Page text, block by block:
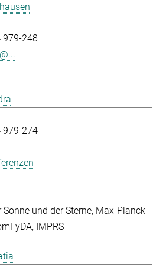
979-248
979-274
Sonne und der Sterne Max-Planck-
IMPRS